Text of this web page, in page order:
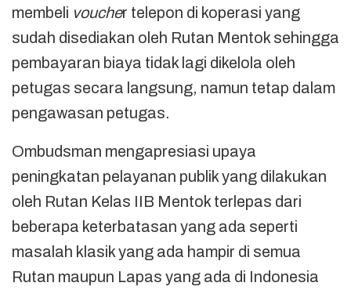
membeli voucher telepon di koperasi yang
sudah disediakan oleh Rutan Mentok sehingga
pembayaran biaya tidak lagi dikelola oleh
petugas secara langsung, namun tetap dalam
pengawasan petugas.
Ombudsman mengapresiasi upaya
peningkatan pelayanan publik yang dilakukan
oleh Rutan Kelas IIB Mentok terlepas dari
beberapa keterbatasan yang ada seperti
masalah klasik yang ada hampir di semua
Rutan maupun Lapas yang ada di Indonesia